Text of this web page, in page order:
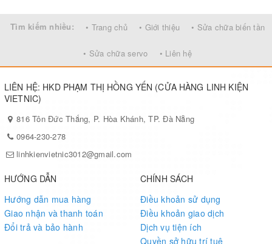
Tìm kiếm nhiều: • Trang chủ • Giới thiệu • Sửa chữa biến tần
• Sửa chữa servo • Liên hệ
LIÊN HỆ: HKD PHẠM THỊ HỒNG YẾN (CỬA HÀNG LINH KIỆN
VIETNIC)
816 Tôn Đức Thắng, P. Hòa Khánh, TP. Đà Nẵng
0964-230-278
linhkienvietnic3012@gmail.com
HƯỚNG DẪN
Hướng dẫn mua hàng
Giao nhận và thanh toán
Đổi trả và bảo hành
CHÍNH SÁCH
Điều khoản sử dụng
Điều khoản giao dịch
Dịch vụ tiện ích
Quyền sở hữu trí tuệ